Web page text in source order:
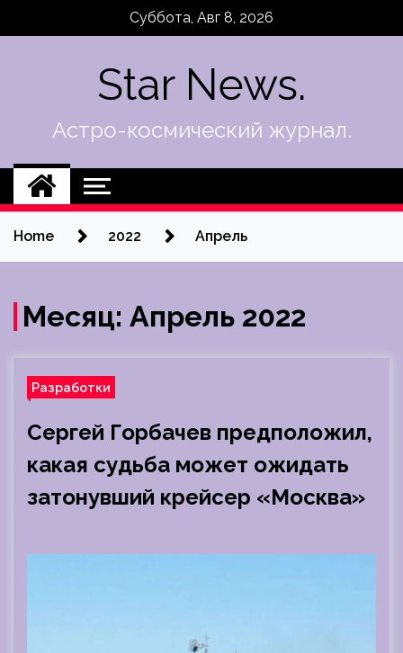
Суббота, Авг 8, 2026
Star News.
Астро-космический журнал.
Home 2022 Апрель
Месяц: Апрель 2022
Разработки
Сергей Горбачев предположил,
какая судьба может ожидать
затонувший крейсер «Москва»